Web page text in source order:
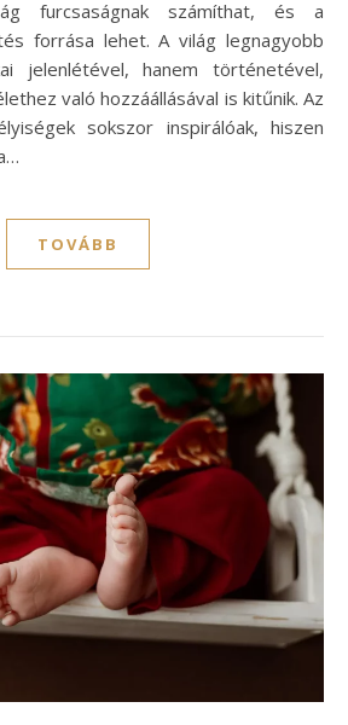
furcsaságnak számíthat, és a
forrása lehet. A világ legnagyobb
jelenlétével, hanem történetével,
való hozzáállásával is kitűnik. Az
sokszor inspirálóak, hiszen
TOVÁBB